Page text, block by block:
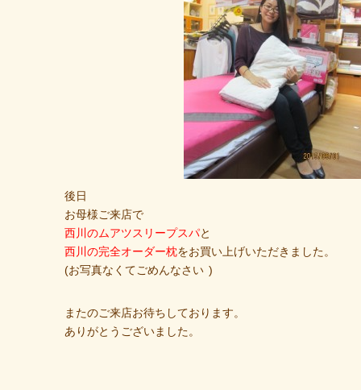
後日
お母様ご来店で
西川のムアツスリープスパと
西川の完全オーダー枕をお買い上げいただきました。
(お写真なくてごめんなさい )
またのご来店お待ちしております。
ありがとうございました。